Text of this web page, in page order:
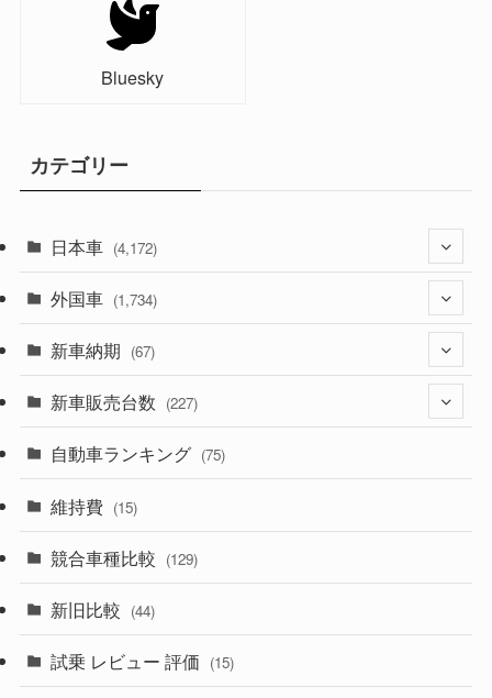
Bluesky
カテゴリー
日本車 (4,172)
(1,321)
(329)
(525)
(357)
(328)
(194)
(230)
(253)
外国車 (1,734)
(242)
(85)
(84)
(14)
(222)
新車納期 (67)
(28)
(8)
(3)
(3)
(5)
新車販売台数 (227)
(21)
(5)
(7)
自動車ランキング (75)
維持費 (15)
競合車種比較 (129)
新旧比較 (44)
試乗 レビュー 評価 (15)